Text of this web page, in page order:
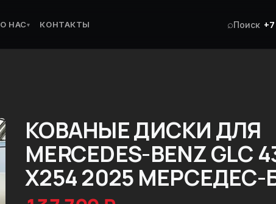
О НАС▾ КОНТАКТЫ ⌕Поиск
КОВАНЫЕ ДИСКИ ДЛЯ
MERCEDES-BENZ GLC
X254 2025